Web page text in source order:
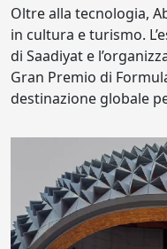
Oltre alla tecnologia,
in cultura e turismo.
di Saadiyat e
Gran Premio di
destinazione globale